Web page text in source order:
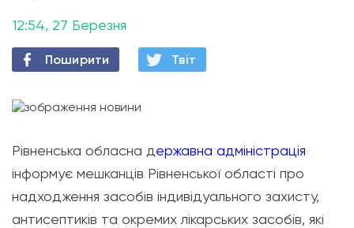
12:54, 27 Березня
Поширити Твiт
Рівненська обласна державна адміністрація
інформує мешканців Рівненської області про
надходження засобів індивідуального захисту,
антисептиків та окремих лікарських засобів, які